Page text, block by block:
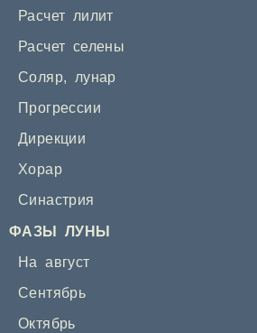
Расчет лилит
Расчет селены
Соляр, лунар
Прогрессии
Дирекции
Хорар
Синастрия
ФАЗЫ ЛУНЫ
На август
Сентябрь
Октябрь